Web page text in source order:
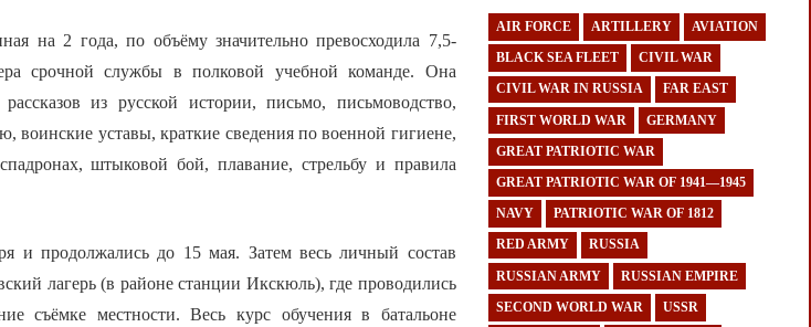
на 2 года, по объёму значительно превосходила 7,5-
срочной службы в полковой учебной команде. Она
из русской истории, письмо, письмоводство,
воинские уставы, краткие сведения по военной гигиене,
штыковой бой, плавание, стрельбу и правила
и продолжались до 15 мая. Затем весь личный состав
лагерь (в районе станции Икскюль), где проводились
съёмке местности. Весь курс обучения в батальоне
AIR FORCE ARTILLERY AVIATION
BLACK SEA FLEET CIVIL WAR
CIVIL WAR IN RUSSIA FAR EAST
FIRST WORLD WAR GERMANY
GREAT PATRIOTIC WAR
GREAT PATRIOTIC WAR OF 1941—1945
NAVY PATRIOTIC WAR OF 1812
RED ARMY RUSSIA
RUSSIAN ARMY RUSSIAN EMPIRE
SECOND WORLD WAR USSR